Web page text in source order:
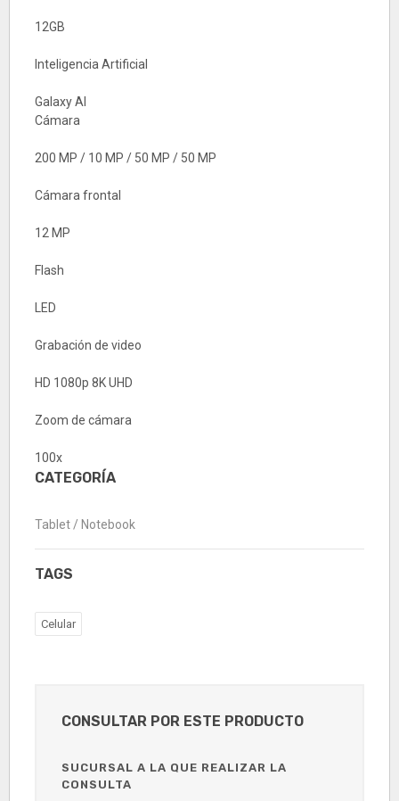
12GB
Inteligencia Artificial
Galaxy AI
Cámara
200 MP / 10 MP / 50 MP / 50 MP
Cámara frontal
12 MP
Flash
LED
Grabación de video
HD 1080p 8K UHD
Zoom de cámara
100x
CATEGORÍA
Tablet / Notebook
TAGS
Celular
CONSULTAR POR ESTE PRODUCTO
SUCURSAL A LA QUE REALIZAR LA
CONSULTA